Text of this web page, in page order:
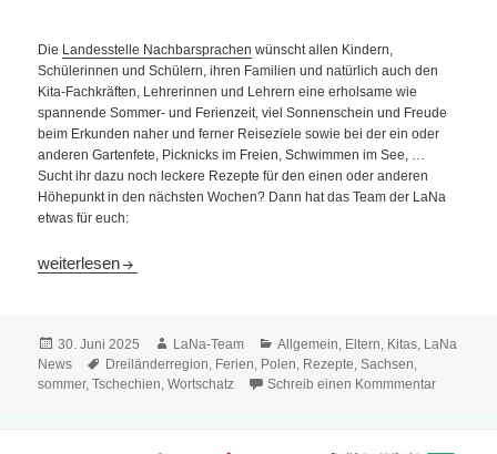
Die Landesstelle Nachbarsprachen wünscht allen Kindern,
Schülerinnen und Schülern, ihren Familien und natürlich auch den
Kita-Fachkräften, Lehrerinnen und Lehrern eine erholsame wie
spannende Sommer- und Ferienzeit, viel Sonnenschein und Freude
beim Erkunden naher und ferner Reiseziele sowie bei der ein oder
anderen Gartenfete, Picknicks im Freien, Schwimmen im See, …
Sucht ihr dazu noch leckere Rezepte für den einen oder anderen
Höhepunkt in den nächsten Wochen? Dann hat das Team der LaNa
etwas für euch:
Ferienstart für Schulkinder in der Dreiländerregion
weiterlesen
Veröffentlicht
am
30. Juni 2025 Autor
LaNa-Team Kategorien
Allgemein, Eltern, Kitas, LaNa
News
Schlagwörter
Dreiländerregion, Ferien, Polen, Rezepte,Sachsen,
sommer,Tschechien,Wortschatz Schreib einen Kommmentar